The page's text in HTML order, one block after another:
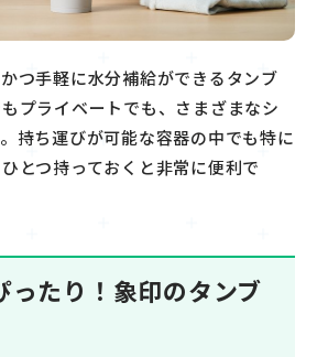
つ手軽に水分補給ができるタンブ
プライベートでも、さまざまなシ
持ち運びが可能な容器の中でも特に
とつ持っておくと非常に便利で
ったり！象印のタンブ